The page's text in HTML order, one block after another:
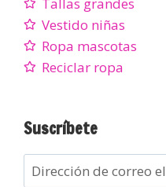
Vestido niñas
Ropa mascotas
Reciclar ropa
Suscríbete